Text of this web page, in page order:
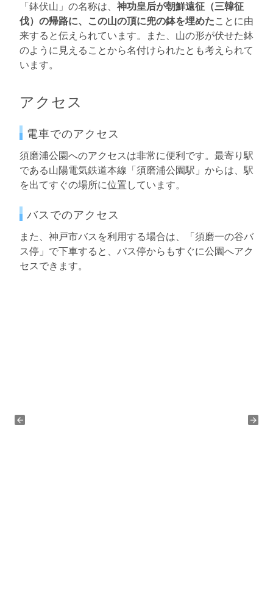
「鉢伏山」の名称は、 神功皇后が朝鮮遠征（三韓征
伐）の帰路に、この山の頂に兜の鉢を埋めたことに由
来すると伝えられています。また、山の形が伏せた鉢
のように見えることから名付けられたとも考えられて
います。
アクセス
電車でのアクセス
須磨浦公園へのアクセスは非常に便利です。最寄り駅
である山陽電気鉄道本線「須磨浦公園駅」からは、駅
を出てすぐの場所に位置しています。
バスでのアクセス
また、神戸市バスを利用する場合は、「須磨一の谷バ
ス停」で下車すると、バス停からもすぐに公園へアク
セスできます。